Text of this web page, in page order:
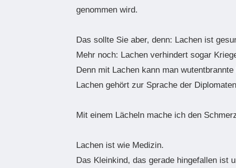
genommen wird.
Das sollte Sie aber, denn: Lachen ist
Mehr noch: Lachen verhindert sogar
Denn mit Lachen kann man
Lachen gehört zur Sprache der
Mit einem Lächeln mache ich den
Lachen ist wie Medizin.
Das Kleinkind, das gerade hingefallen ist